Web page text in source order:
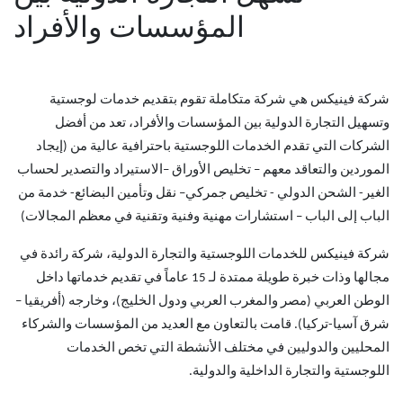
المؤسسات والأفراد
شركة فينيكس هي شركة متكاملة تقوم بتقديم خدمات لوجستية
وتسهيل التجارة الدولية بين المؤسسات والأفراد، تعد من أفضل
الشركات التي تقدم الخدمات اللوجستية باحترافية عالية من (إيجاد
الموردين والتعاقد معهم – تخليص الأوراق –الاستيراد والتصدير لحساب
الغير- الشحن الدولي - تخليص جمركي– نقل وتأمين البضائع- خدمة من
الباب إلى الباب – استشارات مهنية وفنية وتقنية في معظم المجالات)
شركة فينيكس للخدمات اللوجستية والتجارة الدولية، شركة رائدة في
مجالها وذات خبرة طويلة ممتدة لـ 15 عاماً في تقديم خدماتها داخل
الوطن العربي (مصر والمغرب العربي ودول الخليج)، وخارجه (أفريقيا –
شرق آسيا-تركيا). قامت بالتعاون مع العديد من المؤسسات والشركاء
المحليين والدوليين في مختلف الأنشطة التي تخص الخدمات
اللوجستية والتجارة الداخلية والدولية.